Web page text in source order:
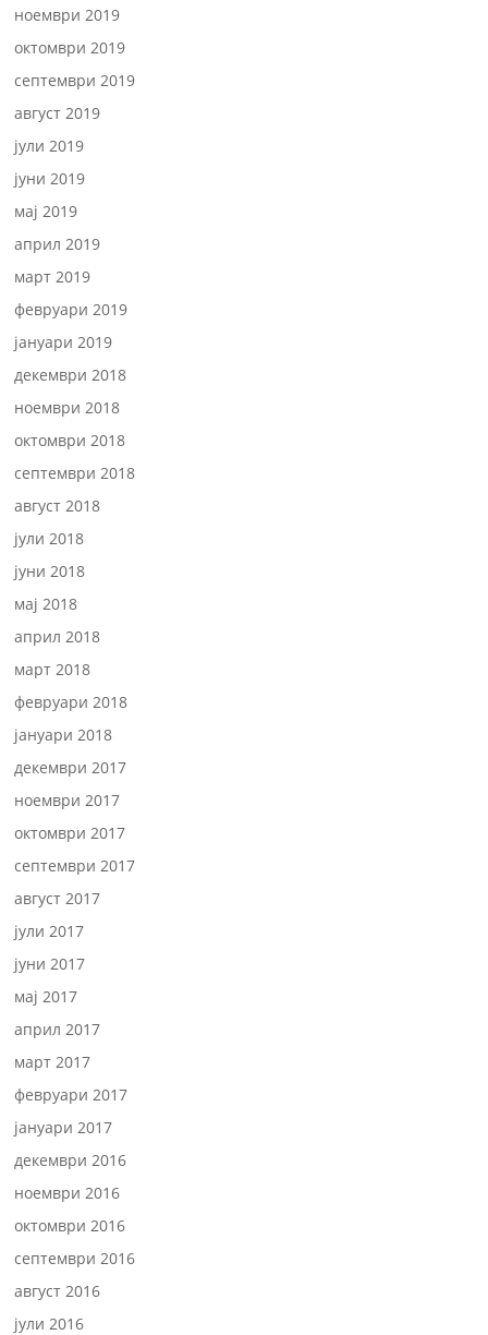
ноември 2019
октомври 2019
септември 2019
август 2019
јули 2019
јуни 2019
мај 2019
април 2019
март 2019
февруари 2019
јануари 2019
декември 2018
ноември 2018
октомври 2018
септември 2018
август 2018
јули 2018
јуни 2018
мај 2018
април 2018
март 2018
февруари 2018
јануари 2018
декември 2017
ноември 2017
октомври 2017
септември 2017
август 2017
јули 2017
јуни 2017
мај 2017
април 2017
март 2017
февруари 2017
јануари 2017
декември 2016
ноември 2016
октомври 2016
септември 2016
август 2016
јули 2016